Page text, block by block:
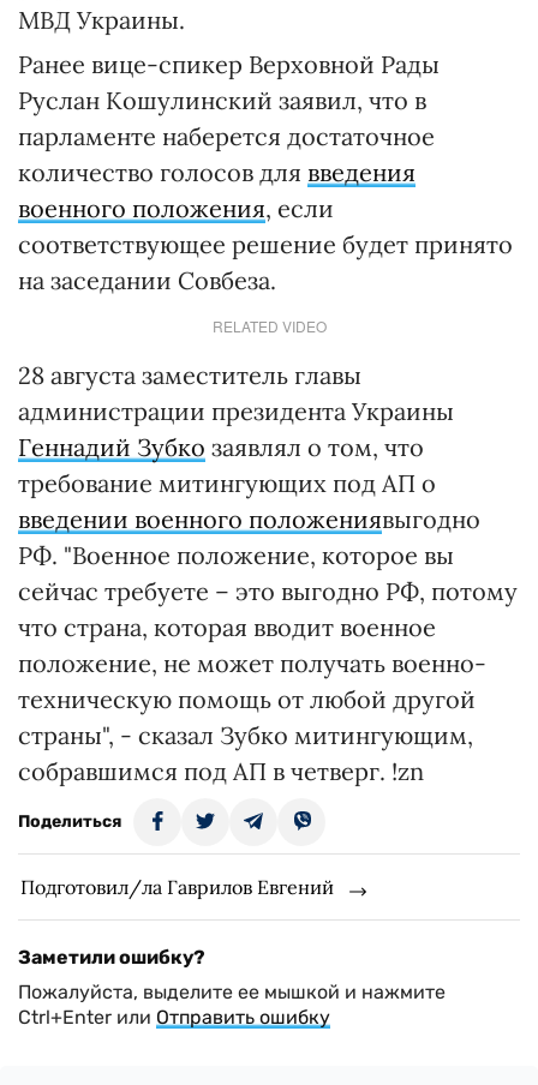
МВД Украины.
Ранее вице-спикер Верховной Рады
Руслан Кошулинский заявил, что в
парламенте наберется достаточное
количество голосов для введения
военного положения, если
соответствующее решение будет принято
на заседании Совбеза.
RELATED VIDEO
28 августа заместитель главы
администрации президента Украины
Геннадий Зубко заявлял о том, что
требование митингующих под АП о
введении военного положениявыгодно
РФ. "Военное положение, которое вы
сейчас требуете – это выгодно РФ, потому
что страна, которая вводит военное
положение, не может получать военно-
техническую помощь от любой другой
страны", - сказал Зубко митингующим,
собравшимся под АП в четверг. !zn
Поделиться
Подготовил/ла Гаврилов Евгений
Заметили ошибку?
Пожалуйста, выделите ее мышкой и нажмите
Ctrl+Enter или Отправить ошибку